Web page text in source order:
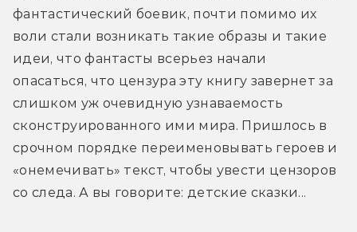
фантастический боевик, почти помимо их
воли стали возникать такие образы и такие
идеи, что фантасты всерьез начали
опасаться, что цензура эту книгу завернет за
слишком уж очевидную узнаваемость
сконструированного ими мира. Пришлось в
срочном порядке переименовывать героев и
«онемечивать» текст, чтобы увести цензоров
со следа. А вы говорите: детские сказки...